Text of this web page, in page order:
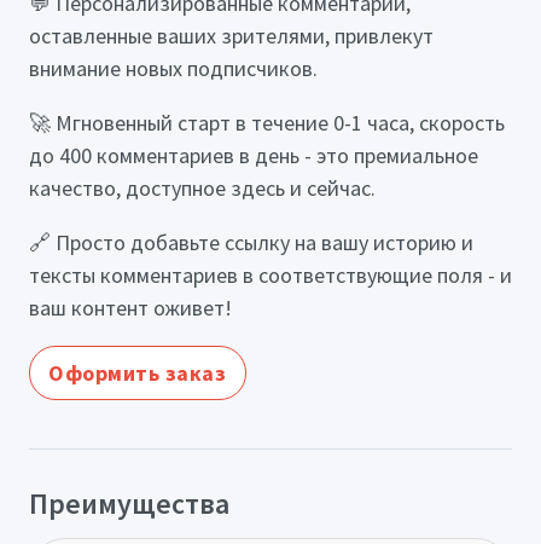
оставленные ваших зрителями, привлекут
внимание новых подписчиков.
🚀 Мгновенный старт в течение 0-1 часа, скорость
до 400 комментариев в день - это премиальное
качество, доступное здесь и сейчас.
🔗 Просто добавьте ссылку на вашу историю и
тексты комментариев в соответствующие поля - и
ваш контент оживет!
Оформить заказ
Преимущества